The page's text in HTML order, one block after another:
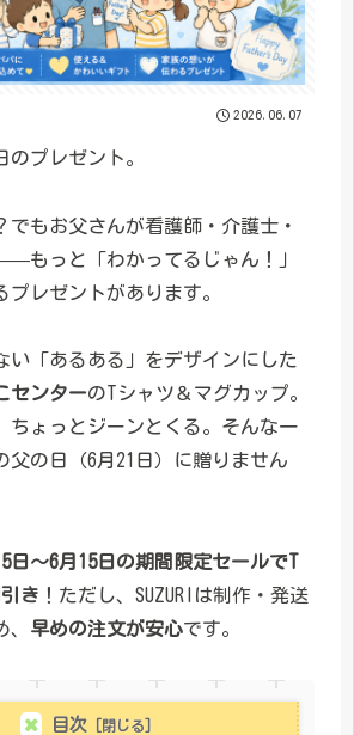
2026.06.07
プレゼント。
でもお父さんが看護師・介護士・
もっと「わかってるじゃん！」
プレゼントがあります。
い「あるある」をデザインにした
センターのTシャツ＆マグカップ。
ちょっとジーンとくる。そんな一
父の日（6月21日）に贈りません
日〜6月15日の期間限定セールでT
き ！ただし、SUZURIは制作・発送
早めの注文が安心です。
目次